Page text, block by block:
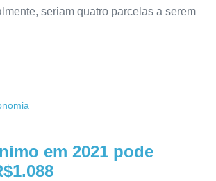
seriam quatro parcelas a serem
em 2021 pode